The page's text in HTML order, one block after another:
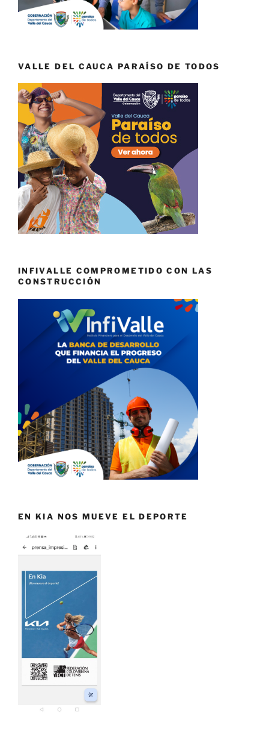
VALLE DEL CAUCA PARAÍSO DE TODOS
INFIVALLE COMPROMETIDO CON LAS
CONSTRUCCIÓN
EN KIA NOS MUEVE EL DEPORTE